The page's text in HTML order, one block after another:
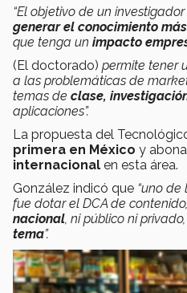
“El objetivo de un
generar el conocimiento
que tenga un impacto
(El doctorado) permite tener
a las problemáticas de
temas de clase,
aplicaciones”.
La propuesta del
primera en México y
internacional en esta área.
González indicó que “uno
fue dotar el DCA de
nacional , ni público ni privado,
tema”.